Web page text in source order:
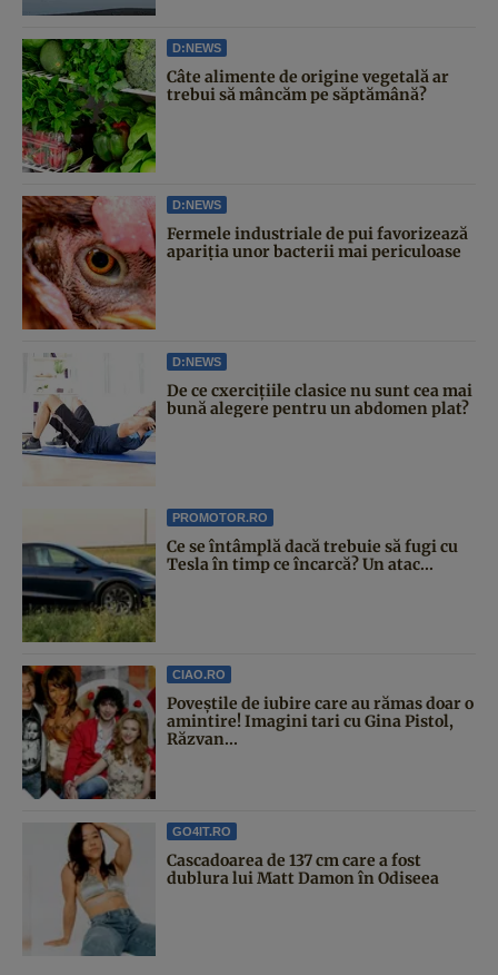
D:NEWS
Câte alimente de origine vegetală ar
trebui să mâncăm pe săptămână?
D:NEWS
Fermele industriale de pui favorizează
apariția unor bacterii mai periculoase
D:NEWS
De ce cxercițiile clasice nu sunt cea mai
bună alegere pentru un abdomen plat?
PROMOTOR.RO
Ce se întâmplă dacă trebuie să fugi cu
Tesla în timp ce încarcă? Un atac...
CIAO.RO
Poveştile de iubire care au rămas doar o
amintire! Imagini tari cu Gina Pistol,
Răzvan...
GO4IT.RO
Cascadoarea de 137 cm care a fost
dublura lui Matt Damon în Odiseea